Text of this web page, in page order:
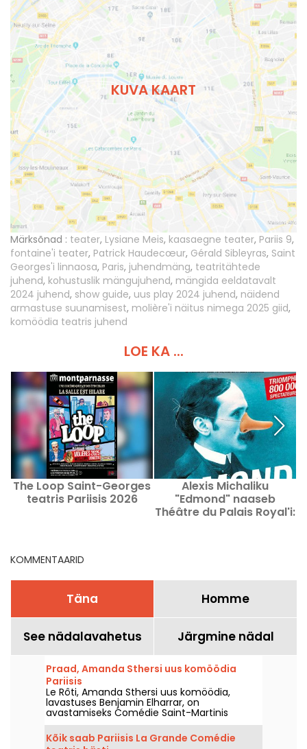
KUVA KAART
Märksõnad : teater, Lysiane Meis, kaasaegne teater, Pariis 9,
fontaine'i teater, Patrick Haudecœur, Gérald Sibleyras, Saint
Georges'i linnaosa, Paris, juhendmäng, teatritähtede
juhend, kohustuslik mängujuhend, mängida eeldatavalt
2024 juhend, show guide, uus play 2024 juhend, näidend
armastuse suunamisest, molière'i näitus nimega 2025 giid,
komöödia teatris juhend
LOE KA ...
The Loop Saint-Georges
teatris Pariisis 2026
Alexis Michaliku
"Edmond" naaseb
Théâtre du Palais Royal'i:
KOMMENTAARID
Täna Homme
See nädalavahetus Järgmine nädal
Praad, Amanda Sthersi uus komöödia
Pariisis
Le Rôti, Amanda Sthersi uus komöödia,
lavastuses Benjamin Elharrar, on
avastamiseks Comédie Saint-Martinis
Pariisis kuni 2026. aasta 15. oktoobrini.
Kõik saab Pariisis La Grande Comédie